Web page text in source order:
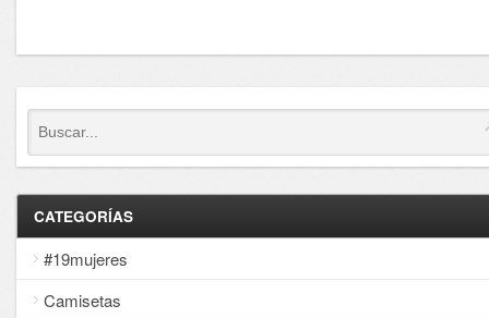
CATEGORÍAS
#19mujeres
Camisetas